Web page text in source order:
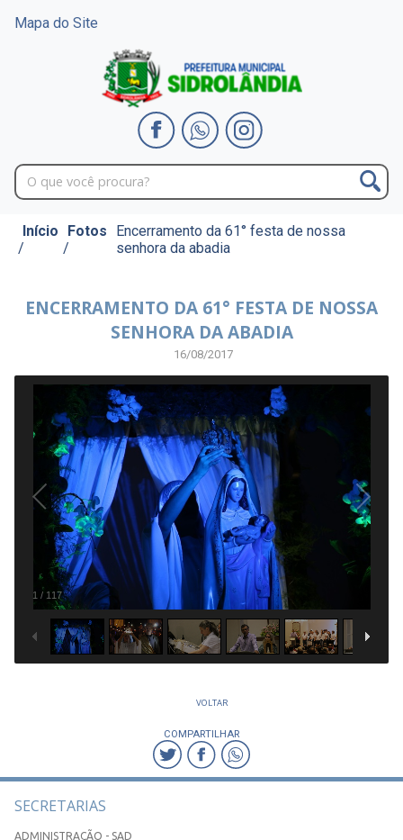
Mapa do Site
Início
/
Fotos
/
Encerramento da 61° festa de nossa
senhora da abadia
ENCERRAMENTO DA 61° FESTA DE NOSSA
SENHORA DA ABADIA
16/08/2017
1 / 117
VOLTAR
COMPARTILHAR
SECRETARIAS
ADMINISTRAÇÃO - SAD